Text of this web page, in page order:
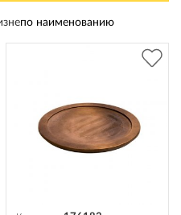
по наименованию